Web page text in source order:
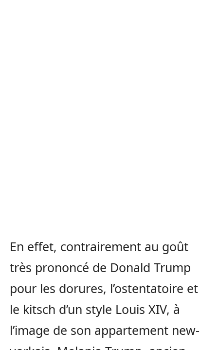
En effet, contrairement au goût
très prononcé de Donald Trump
pour les dorures, l’ostentatoire et
le kitsch d’un style Louis XIV, à
l’image de son appartement new-